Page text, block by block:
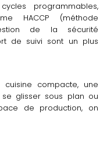
programmables,
HACCP (méthode
de la sécurité
de suivi sont un plus
cuisine compacte, une
glisser sous plan ou
de production, on